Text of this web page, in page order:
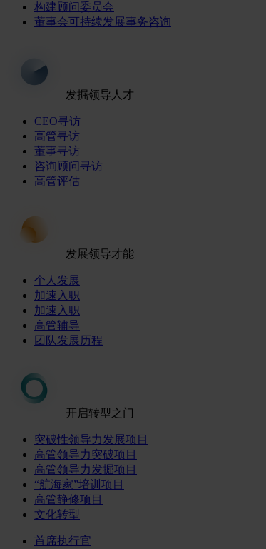
构建顾问委员会
董事会可持续发展事务咨询
发掘领导人才
CEO寻访
高管寻访
董事寻访
咨询顾问寻访
高管评估
发展领导才能
个人发展
加速入职
加速入职
高管辅导
团队发展历程
开启转型之门
突破性领导力发展项目
高管领导力突破项目
高管领导力发掘项目
“航海家”培训项目
高管静修项目
文化转型
首席执行官